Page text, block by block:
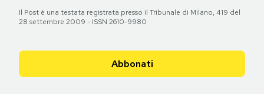
Il Post è una testata registrata presso il Tribunale di Milano, 419 del
28 settembre 2009 - ISSN 2610-9980
Abbonati